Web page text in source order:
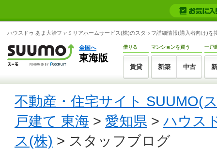
ハウスドゥ あま大治ファミリアホームサービス(株)のスタッフ詳細情報(購入者向け)を
全国へ
東海版
借りる
賃貸
マンションを買う
新築 中古
一戸
不動産・住宅サイト SUUMO(
戸建て 東海 > 愛知県 > ハウス
ス(株) > スタッフブログ